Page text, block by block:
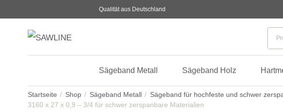
Qualität aus Deutschland
Sägeband Metall Sägeband Holz
Startseite Shop Sägeband Metall Sägeband für hochfeste und schwer
3160 x 27 x 0,9 – 3/4 für schwer zerspanbare Materialien